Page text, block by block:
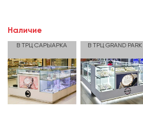
Наличие
В ТРЦ САРЫАРКА В ТРЦ GRAND PARK